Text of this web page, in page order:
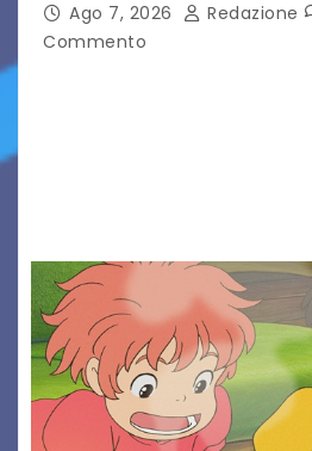
Ago 7, 2026 Redazione
Commento